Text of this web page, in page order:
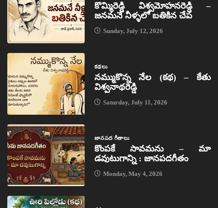
కొమ్మిరెడ్డి విశ్వమోహనరెడ్డి –
జనమనే నీళ్ళలో బతికిన చేప
Sunday, July 12, 2026
కథలు
నమ్ముకొన్న నేల (కథ) – కేతు
విశ్వనాథరెడ్డి
Saturday, July 11, 2026
జానపద గీతాలు
కొంపకే సావమను – మా
డవుటుగాన్ని : జానపదగీతం
Monday, May 4, 2026